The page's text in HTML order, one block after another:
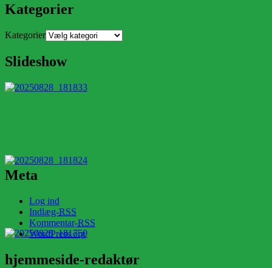
Kategorier
Kategorier
Slideshow
Meta
Log ind
Indlæg-RSS
Kommentar-RSS
WordPress.org
hjemmeside-redaktør